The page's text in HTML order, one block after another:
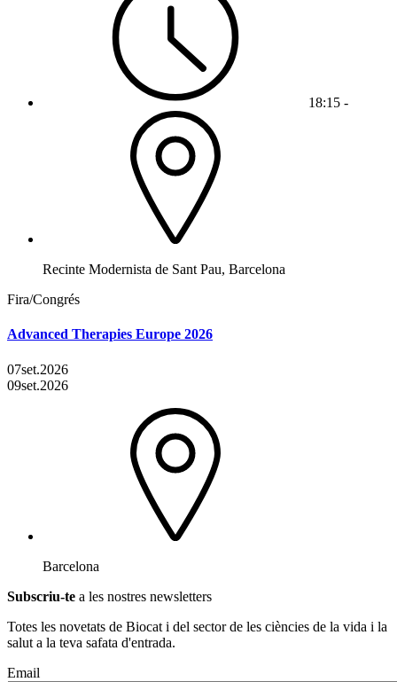
18:15 -
Recinte Modernista de Sant Pau, Barcelona
Fira/Congrés
Advanced Therapies Europe 2026
07set.2026
09set.2026
Barcelona
Subscriu-te a les nostres newsletters
Totes les novetats de Biocat i del sector de les ciències de la vida i la
salut a la teva safata d'entrada.
Email